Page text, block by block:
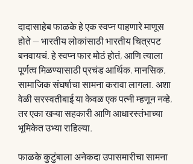
दादासाहेब फाळके हे एक स्वप्न पाहणारे माणूस
होते — भारतीय लोकांसाठी भारतीय चित्रपट
बनवायचं. हे स्वप्न फार मोठं होतं, आणि त्याला
पूर्णत्व मिळण्यासाठी प्रचंड आर्थिक, मानसिक,
सामाजिक संघर्षाचा सामना करावा लागला. अशा
वेळी सरस्वतीबाई या केवळ एक पत्नी म्हणून नव्हे,
तर एका खऱ्या सहकारी आणि आधारस्तंभाच्या
भूमिकेत उभ्या राहिल्या.
फाळके कुटुंबाला अनेकदा उपासमारीचा सामना